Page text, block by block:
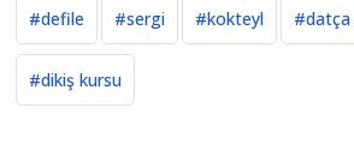
#defile #sergi #kokteyl #datça
#dikiş kursu